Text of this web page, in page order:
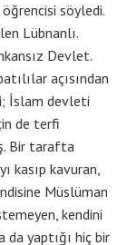
söyledi.
Lübnanlı.
Devlet.
açısından
İslam devleti
de terfi
Bir tarafta
kasıp kavuran,
Müslüman
kendini
yaptığı hiç bir